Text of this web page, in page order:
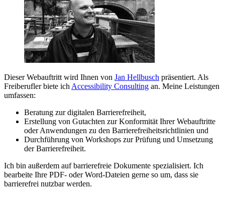
Dieser Webauftritt wird Ihnen von Jan Hellbusch präsentiert. Als
Freiberufler biete ichAccessibility Consulting an. Meine Leistungen
umfassen:
Beratung zur digitalen Barrierefreiheit,
Erstellung von Gutachten zur Konformität Ihrer Webauftritte
oder Anwendungen zu den Barrierefreiheitsrichtlinien und
Durchführung von Workshops zur Prüfung und Umsetzung
der Barrierefreiheit.
Ich bin außerdem auf barrierefreie Dokumente spezialisiert. Ich
bearbeite Ihre PDF- oder Word-Dateien gerne so um, dass sie
barrierefrei nutzbar werden.